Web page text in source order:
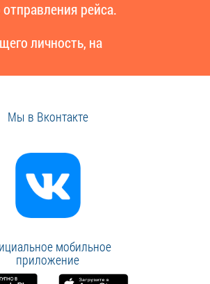
рейса.
личность, на
Мы в Вконтакте
мобильное
приложение